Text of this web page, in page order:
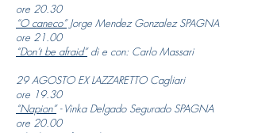
ore 20.30
“O caneco”Jorge Mendez Gonzalez SPAGNA
ore 21.00
“Don’t be afraid”di e con: Carlo Massari​​​
29 AGOSTO EX LAZZARETTO Cagliari
ore 19.30
“Napion”- Vinka Delgado Segurado SPAGNA
ore 20.00